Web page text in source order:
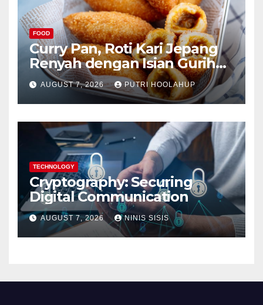
FOOD
Curry Pan, Roti Kari Jepang
Renyah dengan Isian Gurih
Menggoda
AUGUST 7, 2026 PUTRI HOOLAHUP
TECHNOLOGY
Cryptography: Securing
Digital Communication
AUGUST 7, 2026 NINIS SISIS